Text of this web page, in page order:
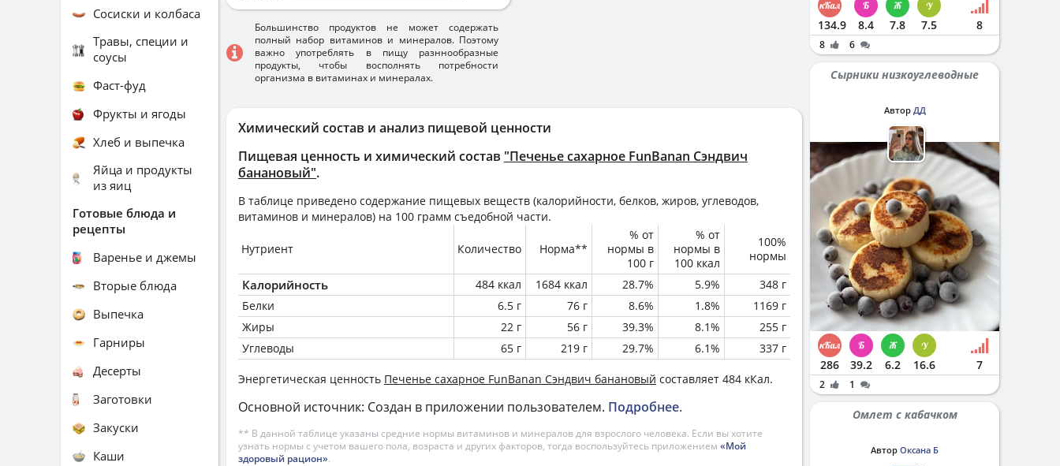
Химический состав и анализ пищевой ценности
Пищевая ценность и химический состав "Печенье сахарное FunBanan Сэндвич
банановый".
В таблице приведено содержание пищевых веществ (калорийности, белков, жиров, углеводов,
витаминов и минералов) на 100 грамм съедобной части.
Нутриент Количество Норма**
% от
нормы в
100 г
% от
нормы в
100 ккал
100%
нормы
Калорийность 484 ккал 1684 ккал 28.7% 5.9%
348 г
Белки
6.5 г 76 г 8.6% 1.8%
1169 г
Жиры
22 г 56 г 39.3% 8.1%
255 г
Углеводы
65 г 219 г 29.7% 6.1% 337 г
Энергетическая ценность Печенье сахарное FunBanan Сэндвич банановый составляет 484 кКал.
Основной источник: Создан в приложении пользователем. Подробнее.
** В данной таблице указаны средние нормы витаминов и минералов для взрослого человека. Если вы хотите
узнать нормы с учетом вашего пола, возраста и других факторов, тогда воспользуйтесь приложением «Мой
здоровый рацион».
Большинство продуктов не может содержать
полный набор витаминов и минералов. Поэтому
важно употреблять в пищу разннообразные
продукты, чтобы восполнять потребности
организма в витаминах и минералах.
Сосиски и колбаса
Травы, специи и
соусы
Фаст-фуд
Фрукты и ягоды
Хлеб и выпечка
Яйца и продукты
из яиц
Готовые блюда и
рецепты
Варенье и джемы
Вторые блюда
Выпечка
Гарниры
Десерты
Заготовки
Закуски
Каши
134.9 8.4 7.8 7.5 8
8 6
Сырники низкоуглеводные
Автор ДД
286 39.2 6.2 16.6 7
2 1
Омлет с кабачком
Автор Оксана Б